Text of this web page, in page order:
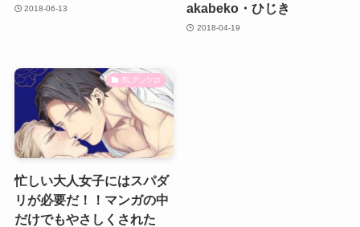
2018-06-13
akabeko・ひじき
2018-04-19
BLアンソロ
忙しい大人女子にはスパダ
リが必要だ！！マンガの中
だけでもやさしくされた